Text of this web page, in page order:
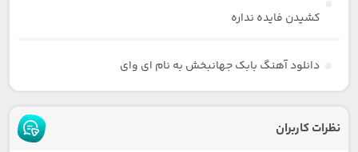
کشیدن فایده نداره
دانلود آهنگ بابک جهانبخش به نام ای وای
نظرات کاربران